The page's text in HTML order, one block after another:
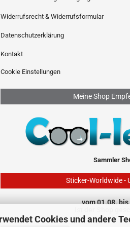
Cookies und andere
Widerrufsrecht & Widerrufsformular
Datenschutzerklärung
Kontakt
Cookie Einstellungen
Meine Shop
Sammler
Sticker-Worldwide -
vom 01.08. bis